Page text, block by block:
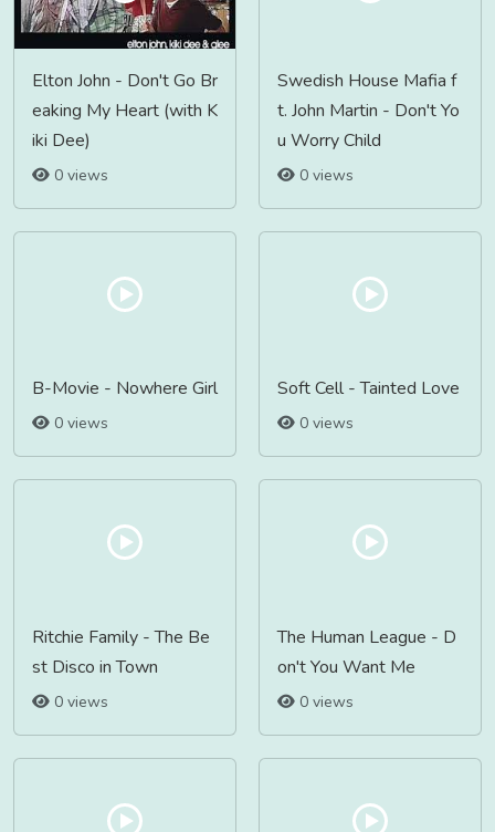
Elton John - Don't Go Br
eaking My Heart (with K
iki Dee)
0 views
Swedish House Mafia f
t. John Martin - Don't Yo
u Worry Child
0 views
B-Movie - Nowhere Girl
0 views
Soft Cell - Tainted Love
0 views
Ritchie Family - The Be
st Disco in Town
0 views
The Human League - D
on't You Want Me
0 views